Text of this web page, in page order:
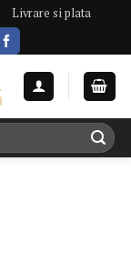
Livrare si plata